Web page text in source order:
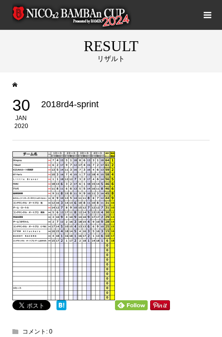
RESULT
リザルト
30
JAN
2020
2018rd4-sprint
コメント: 0